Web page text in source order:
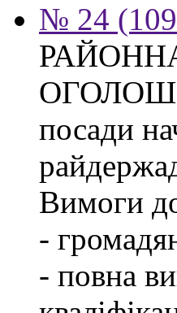
№ 24
посади
Вимоги
-
- повна